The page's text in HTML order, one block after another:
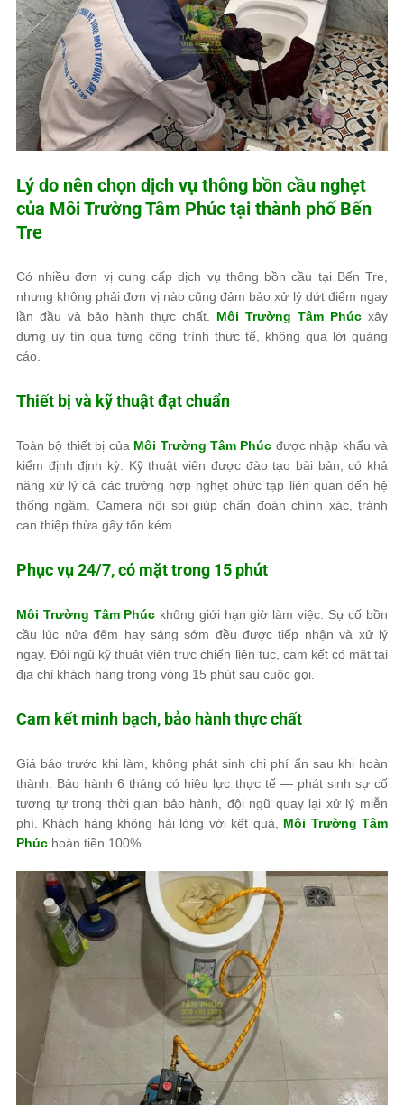
Lý do nên chọn dịch vụ thông bồn cầu nghẹt
của Môi Trường Tâm Phúc tại thành phố Bến
Tre
Có nhiều đơn vị cung cấp dịch vụ thông bồn cầu tại Bến Tre,
nhưng không phải đơn vị nào cũng đảm bảo xử lý dứt điểm ngay
lần đầu và bảo hành thực chất. Môi Trường Tâm Phúc xây
dựng uy tín qua từng công trình thực tế, không qua lời quảng
cáo.
Thiết bị và kỹ thuật đạt chuẩn
Toàn bộ thiết bị của Môi Trường Tâm Phúc được nhập khẩu và
kiểm định định kỳ. Kỹ thuật viên được đào tạo bài bản, có khả
năng xử lý cả các trường hợp nghẹt phức tạp liên quan đến hệ
thống ngầm. Camera nội soi giúp chẩn đoán chính xác, tránh
can thiệp thừa gây tốn kém.
Phục vụ 24/7, có mặt trong 15 phút
Môi Trường Tâm Phúc không giới hạn giờ làm việc. Sự cố bồn
cầu lúc nửa đêm hay sáng sớm đều được tiếp nhận và xử lý
ngay. Đội ngũ kỹ thuật viên trực chiến liên tục, cam kết có mặt tại
địa chỉ khách hàng trong vòng 15 phút sau cuộc gọi.
Cam kết minh bạch, bảo hành thực chất
Giá báo trước khi làm, không phát sinh chi phí ẩn sau khi hoàn
thành. Bảo hành 6 tháng có hiệu lực thực tế — phát sinh sự cố
tương tự trong thời gian bảo hành, đội ngũ quay lại xử lý miễn
phí. Khách hàng không hài lòng với kết quả, Môi Trường Tâm
Phúc hoàn tiền 100%.